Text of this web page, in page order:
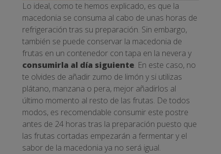
Lo ideal, como te hemos explicado, es que la
macedonia se consuma al cabo de unas horas de
refrigeración tras su preparación. Sin embargo,
también se puede conservar la macedonia de
frutas en un contenedor con tapa en la nevera y
consumirla al día siguiente. En este caso, no
te olvides de añadir zumo de limón y si utilizas
plátano, manzana o pera, mejor añadirlos al
último momento al resto de las frutas. De todos
modos, es recomendable consumir este postre
antes de 24 horas tras la preparación puesto que
las frutas cortadas empezarán a fermentar y el
sabor de la macedonia ya no será igual.